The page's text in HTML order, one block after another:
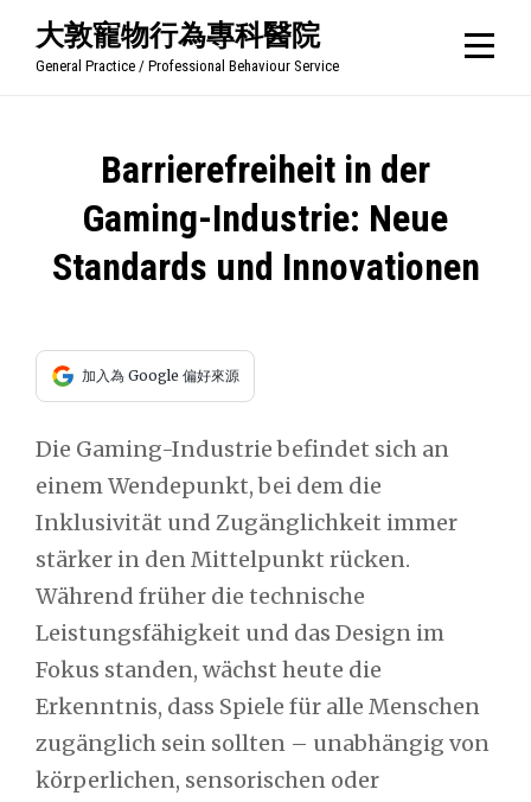
大敦寵物行為專科醫院
General Practice / Professional Behaviour Service
Barrierefreiheit in der
Gaming-Industrie: Neue
Standards und Innovationen
加入為 Google 偏好來源
Die Gaming-Industrie befindet sich an
einem Wendepunkt, bei dem die
Inklusivität und Zugänglichkeit immer
stärker in den Mittelpunkt rücken.
Während früher die technische
Leistungsfähigkeit und das Design im
Fokus standen, wächst heute die
Erkenntnis, dass Spiele für alle Menschen
zugänglich sein sollten – unabhängig von
körperlichen, sensorischen oder
導